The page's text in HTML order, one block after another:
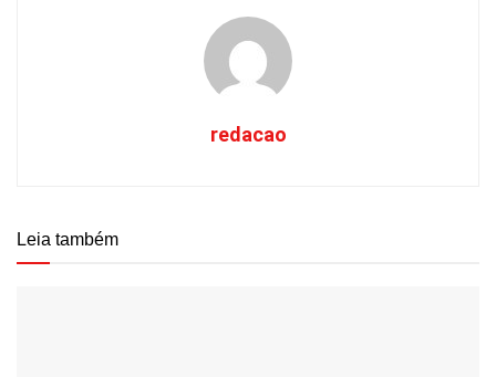
redacao
Leia também